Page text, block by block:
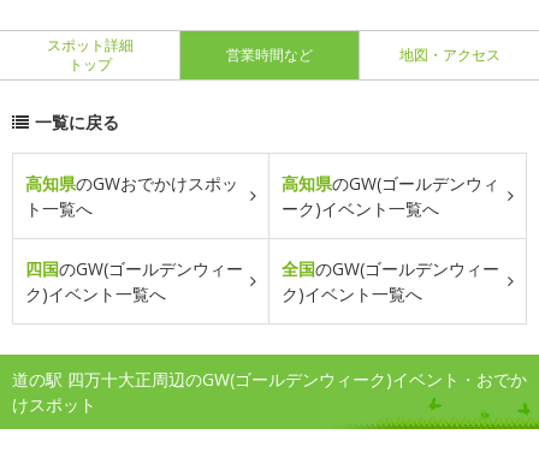
スポット詳細
トップ
営業時間など 地図・アクセス
一覧に戻る
高知県のGWおでかけスポッ
ト一覧へ
高知県のGW(ゴールデンウィ
ーク)イベント一覧へ
四国のGW(ゴールデンウィー
ク)イベント一覧へ
全国のGW(ゴールデンウィー
ク)イベント一覧へ
道の駅 四万十大正周辺のGW(ゴールデンウィーク)イベント・おでか
けスポット